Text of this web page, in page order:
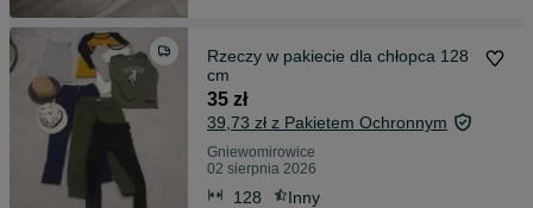
Rzeczy w pakiecie dla chłopca 128
cm
35 zł
39,73 zł z Pakietem Ochronnym
Gniewomirowice
02 sierpnia 2026
128 Inny